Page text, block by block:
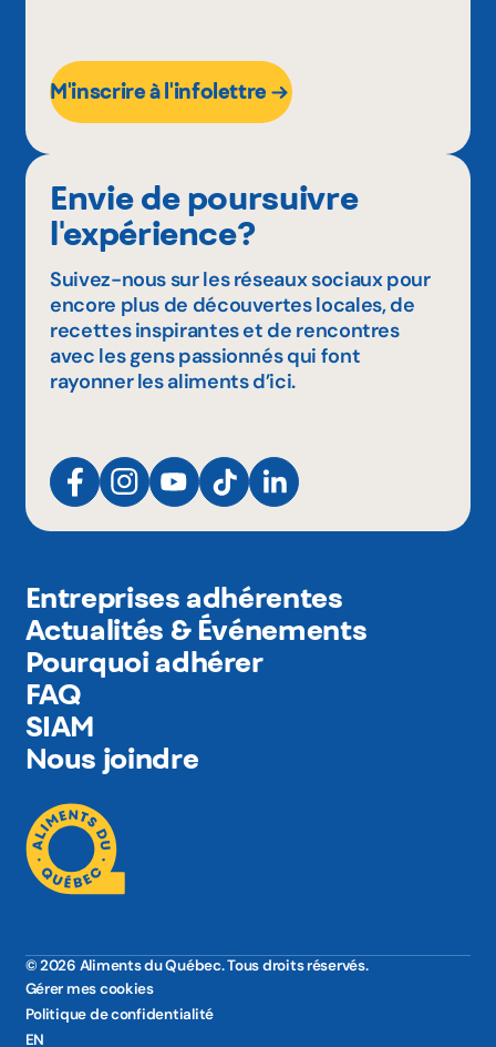
M'inscrire à l'infolettre
Envie de poursuivre
l'expérience?
Suivez-nous sur les réseaux sociaux pour
encore plus de découvertes locales, de
recettes inspirantes et de rencontres
avec les gens passionnés qui font
rayonner les aliments d’ici.
Entreprises adhérentes
Actualités & Événements
Pourquoi adhérer
FAQ
SIAM
Nous joindre
© 2026 Aliments du Québec. Tous droits réservés.
Gérer mes cookies
Politique de confidentialité
EN